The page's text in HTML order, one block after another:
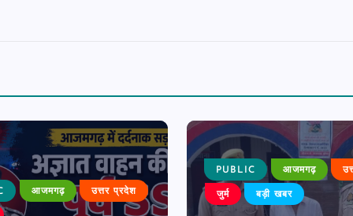
आजमगढ़ उत्तर प्रदेश
PUBLIC आजमगढ़
जुर्म बड़ी खबर